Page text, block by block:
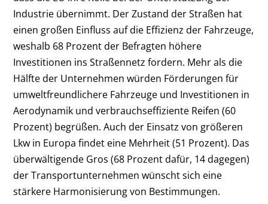
Industrie übernimmt. Der Zustand der Straßen hat
einen großen Einfluss auf die Effizienz der Fahrzeuge,
weshalb 68 Prozent der Befragten höhere
Investitionen ins Straßennetz fordern. Mehr als die
Hälfte der Unternehmen würden Förderungen für
umweltfreundlichere Fahrzeuge und Investitionen in
Aerodynamik und verbrauchseffiziente Reifen (60
Prozent) begrüßen. Auch der Einsatz von größeren
Lkw in Europa findet eine Mehrheit (51 Prozent). Das
überwältigende Gros (68 Prozent dafür, 14 dagegen)
der Transportunternehmen wünscht sich eine
stärkere Harmonisierung von Bestimmungen.